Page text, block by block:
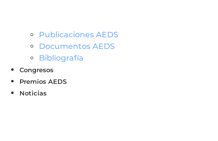
Publicaciones AEDS
Documentos AEDS
Bibliografía
Congresos
Premios AEDS
Noticias